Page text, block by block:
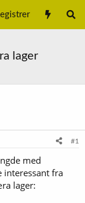
lager
#1
med
interessant fra
lager: